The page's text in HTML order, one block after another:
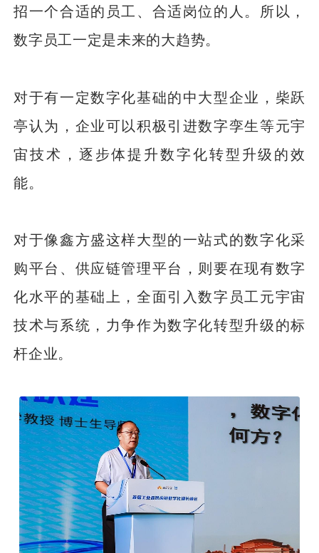
招一个合适的员工、合适岗位的人。所以，
数字员工一定是未来的大趋势。
对于有一定数字化基础的中大型企业，柴跃
亭认为，企业可以积极引进数字孪生等元宇
宙技术，逐步体提升数字化转型升级的效
能。
对于像鑫方盛这样大型的一站式的数字化采
购平台、供应链管理平台，则要在现有数字
化水平的基础上，全面引入数字员工元宇宙
技术与系统，力争作为数字化转型升级的标
杆企业。